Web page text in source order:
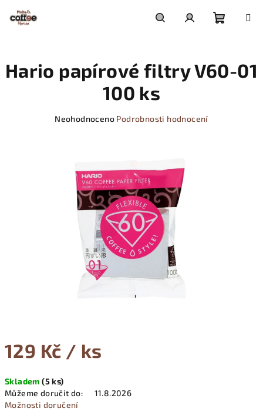
obsah
košík
129 Kč / ks
cena:
Skladem(5 ks)
Můžeme doručit do:
11.8.2026
Možnosti doručení
Hario papírové filtry V60-01
100 ks
Průměrné
hvězdiček.
Neohodnoceno Podrobnosti hodnocení